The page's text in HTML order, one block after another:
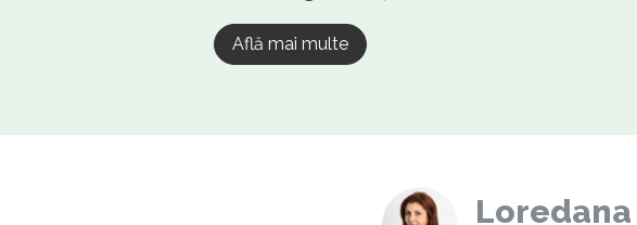
Află mai multe